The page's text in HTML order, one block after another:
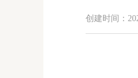
创建时间：